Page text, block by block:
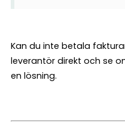
Kan du inte betala
leverantör direkt och se
en lösning.